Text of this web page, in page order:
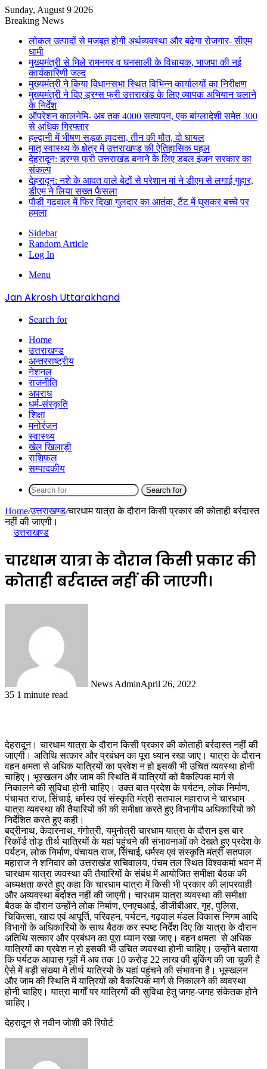
Sunday, August 9 2026
Breaking News
लोकल उत्पादों से मजबूत होगी अर्थव्यवस्था और बढ़ेगा रोजगार- सीएम
धामी
मुख्यमंत्री से मिले रामनगर व घनसाली के विधायक, भाजपा की नई
कार्यकारिणी जल्द
मुख्यमंत्री ने किया विधानसभा स्थित विभिन्न कार्यालयों का निरीक्षण
मुख्यमंत्री ने दिए ड्रग्स फ्री उत्तराखंड के लिए व्यापक अभियान चलाने
के निर्देश
ऑपरेशन कालनेमि- अब तक 4000 सत्यापन, एक बांग्लादेशी समेत 300
से अधिक गिरफ्तार
हल्द्वानी में भीषण सड़क हादसा, तीन की मौत, दो घायल
मातृ स्वास्थ्य के क्षेत्र में उत्तराखण्ड की ऐतिहासिक पहल
देहरादून: ड्रग्स फ्री उत्तराखंड बनाने के लिए डबल इंजन सरकार का
संकल्प
देहरादून: नशे के आदत वाले बेटों से परेशान मां ने डीएम से लगाई गुहार,
डीएम ने लिया सख्त फैसला
पौड़ी गढ़वाल में फिर दिखा गुलदार का आतंक, टैंट में घुसकर बच्चे पर
हमला
Sidebar
Random Article
Log In
Menu
Jan Akrosh Uttarakhand
Search for
Home
उत्तराखण्ड
अन्तरराष्ट्रीय
नेशनल
राजनीति
अपराध
धर्म-संस्कृति
शिक्षा
मनोरंजन
स्वास्थ्य
खेल खिलाड़ी
राशिफल
सम्पादकीय
Search for
Home/उत्तराखण्ड/चारधाम यात्रा के दौरान किसी प्रकार की कोताही बर्रदास्त
नहीं की जाएगी।
उत्तराखण्ड
चारधाम यात्रा के दौरान किसी प्रकार की
कोताही बर्रदास्त नहीं की जाएगी।
News AdminApril 26, 2022
35 1 minute read
देहरादून। चारधाम यात्रा के दौरान किसी प्रकार की कोताही बर्रदास्त नहीं की
जाएगी। अतिथि सत्कार और प्रबंधन का पूरा ध्यान रखा जाए। यात्रा के दौरान
वहन क्षमता से अधिक यात्रियों का प्रवेश न हो इसकी भी उचित व्यवस्था होनी
चाहिए। भूस्खलन और जाम की स्थिति में यात्रियों को वैकल्पिक मार्ग से
निकालने की सुविधा होनी चाहिए। उक्त बात प्रदेश के पर्यटन, लोक निर्माण,
पंचायत राज, सिंचाई, धर्मस्व एवं संस्कृति मंत्री सतपाल महाराज ने चारधाम
यात्रा व्यवस्था की तैयारियों की की समीक्षा करते हुए विभागीय अधिकारियों को
निर्देशित करते हुए कही।
बद्रीनाथ, केदारनाथ, गंगोत्री, यमुनोत्री चारधाम यात्रा के दौरान इस बार
रिकॉर्ड तोड़ तीर्थ यात्रियों के यहां पहुंचने की संभावनाओं को देखते हुए प्रदेश के
पर्यटन, लोक निर्माण, पंचायत राज, सिंचाई, धर्मस्व एवं संस्कृति मंत्री सतपाल
महाराज ने शनिवार को उत्तराखंड सचिवालय, पंचम तल स्थित विश्वकर्मा भवन में
चारधाम यात्रा व्यवस्था की तैयारियों के संबंध में आयोजित समीक्षा बैठक की
अध्यक्षता करते हुए कहा कि चारधाम यात्रा में किसी भी प्रकार की लापरवाही
और अव्यवस्था बर्दाश्त नहीं की जाएगी। चारधाम यात्रा व्यवस्था की समीक्षा
बैठक के दौरान उन्होंने लोक निर्माण, एनएचआई, डीजीबीआर, गृह, पुलिस,
चिकित्सा, खाद्य एवं आपूर्ति, परिवहन, पर्यटन, गढ़वाल मंडल विकास निगम आदि
विभागों के अधिकारियों के साथ बैठक कर स्पष्ट निर्देश दिए कि यात्रा के दौरान
अतिथि सत्कार और प्रबंधन का पूरा ध्यान रखा जाए। वहन क्षमता से अधिक
यात्रियों का प्रवेश न हो इसकी भी उचित व्यवस्था होनी चाहिए। उन्होंने बताया
कि पर्यटक आवास गृहों में अब तक 10 करोड़ 22 लाख की बुकिंग की जा चुकी है
ऐसे में बड़ी संख्या में तीर्थ यात्रियों के यहां पहुंचने की संभावना है। भूस्खलन
और जाम की स्थिति में यात्रियों को वैकल्पिक मार्ग से निकालने की व्यवस्था
होनी चाहिए। यात्रा मार्गों पर यात्रियों की सुविधा हेतु जगह-जगह संकेतक होने
चाहिए।
देहरादून से नवीन जोशी की रिपोर्ट